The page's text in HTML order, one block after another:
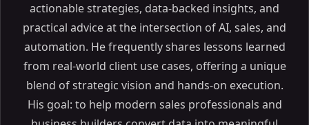
actionable strategies, data-backed insights, and
practical advice at the intersection of AI, sales, and
automation. He frequently shares lessons learned
from real-world client use cases, offering a unique
blend of strategic vision and hands-on execution.
His goal: to help modern sales professionals and